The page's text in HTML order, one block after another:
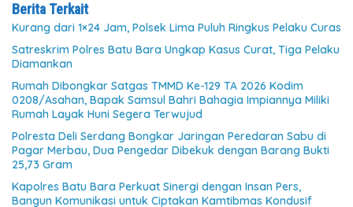
Berita Terkait
Kurang dari 1×24 Jam, Polsek Lima Puluh Ringkus Pelaku Curas
Satreskrim Polres Batu Bara Ungkap Kasus Curat, Tiga Pelaku
Diamankan
Rumah Dibongkar Satgas TMMD Ke-129 TA 2026 Kodim
0208/Asahan, Bapak Samsul Bahri Bahagia Impiannya Miliki
Rumah Layak Huni Segera Terwujud
Polresta Deli Serdang Bongkar Jaringan Peredaran Sabu di
Pagar Merbau, Dua Pengedar Dibekuk dengan Barang Bukti
25,73 Gram
Kapolres Batu Bara Perkuat Sinergi dengan Insan Pers,
Bangun Komunikasi untuk Ciptakan Kamtibmas Kondusif